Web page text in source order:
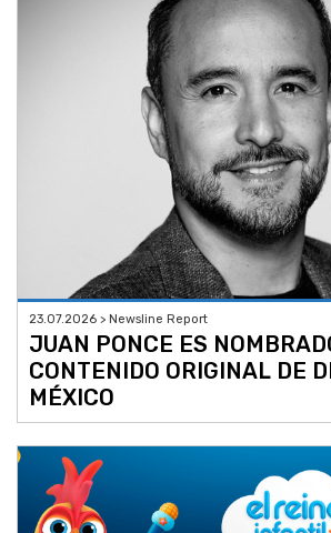
23.07.2026 > Newsline Report
JUAN PONCE ES
CONTENIDO ORIGINAL DE
MÉXICO